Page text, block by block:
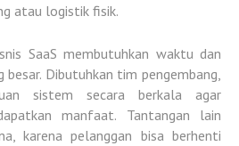
atau logistik fisik.
SaaS membutuhkan waktu dan
besar. Dibutuhkan tim pengembang,
sistem secara berkala agar
manfaat. Tantangan lain
, karena pelanggan bisa berhenti